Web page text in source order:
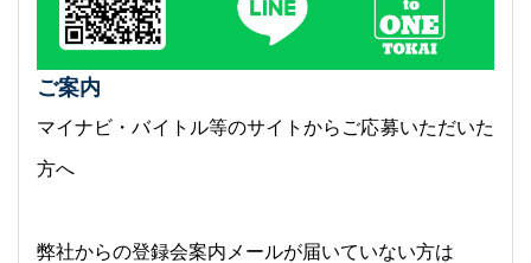
ご案内
マイナビ・バイトル等のサイトからご応募いただいた
方へ
弊社からの登録会案内メールが届いていない方は